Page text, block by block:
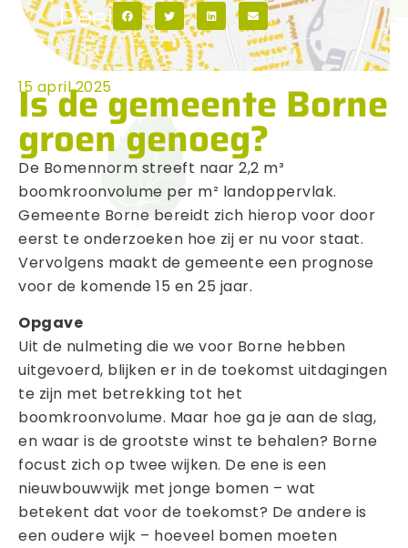
Deel
15 april 2025
Is de gemeente Borne
groen genoeg?
De Bomennorm streeft naar 2,2 m³
boomkroonvolume per m² landoppervlak.
Gemeente Borne bereidt zich hierop voor door
eerst te onderzoeken hoe zij er nu voor staat.
Vervolgens maakt de gemeente een prognose
voor de komende 15 en 25 jaar.
Opgave
Uit de nulmeting die we voor Borne hebben
uitgevoerd, blijken er in de toekomst uitdagingen
te zijn met betrekking tot het
boomkroonvolume. Maar hoe ga je aan de slag,
en waar is de grootste winst te behalen? Borne
focust zich op twee wijken. De ene is een
nieuwbouwwijk met jonge bomen – wat
betekent dat voor de toekomst? De andere is
een oudere wijk – hoeveel bomen moeten